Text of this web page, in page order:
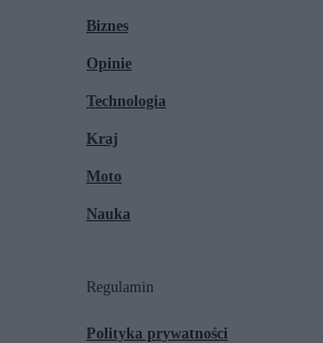
Biznes
Opinie
Technologia
Kraj
Moto
Nauka
Regulamin
Polityka prywatności